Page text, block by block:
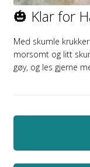
🎃 Klar for
Med skumle
morsomt og litt
gøy, og les gjerne